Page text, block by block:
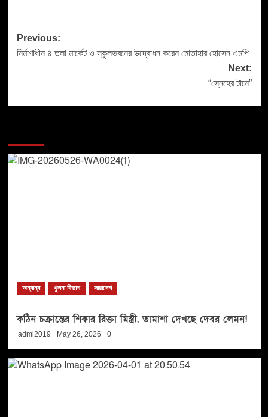
Previous:
নির্মাণাধীন ৪ তলা মার্কেট ও স্কুলভবনের উদ্বোধন করেন মোতাহার হোসেন এমপি
Next:
“স্নেহের টানে”
অন্যান্য খুলনা বিভাগ সারাদেশ
কঠিন চক্রান্তের শিকার রিক্তা মিস্ত্রী, তামাশা দেখছে দেবর লেমন!
admi2019 May 26, 2026 0